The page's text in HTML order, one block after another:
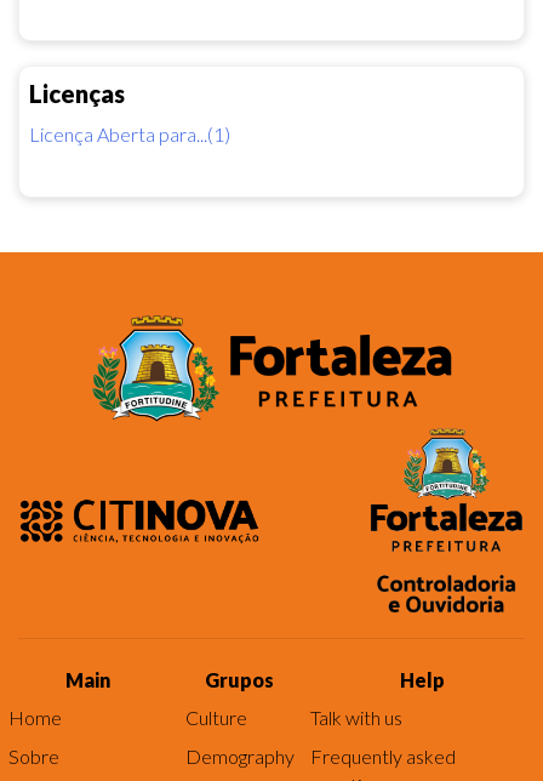
Licenças
Licença Aberta para...(1)
Main
Home
Sobre
Grupos
Culture
Demography
Help
Talk with us
Frequently asked